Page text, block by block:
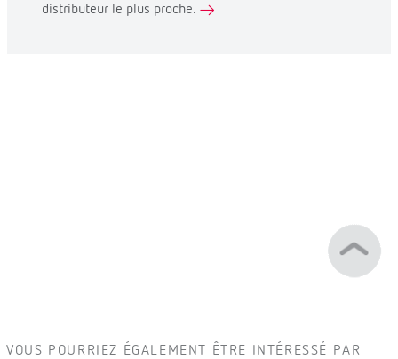
distributeur le plus proche.
VOUS POURRIEZ ÉGALEMENT ÊTRE INTÉRESSÉ PAR